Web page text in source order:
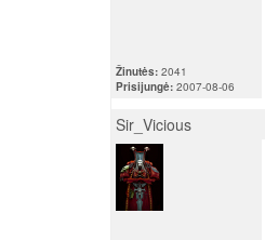
Žinutės: 2041
Prisijungė: 2007-08-06
Sir_Vicious